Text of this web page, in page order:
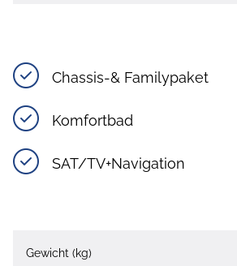
Chassis-& Familypaket
Komfortbad
SAT/TV+Navigation
Gewicht (kg)